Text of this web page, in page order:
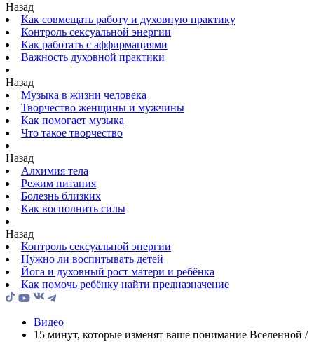
Назад
Как совмещать работу и духовную практику
Контроль сексуальной энергии
Как работать с аффирмациями
Важность духовной практики
Назад
Музыка в жизни человека
Творчество женщины и мужчины
Как помогает музыка
Что такое творчество
Назад
Алхимия тела
Режим питания
Болезнь близких
Как восполнить силы
Назад
Контроль сексуальной энергии
Нужно ли воспитывать детей
Йога и духовный рост матери и ребёнка
Как помочь ребёнку найти предназначение
Видео
15 минут, которые изменят ваше понимание Вселенной /